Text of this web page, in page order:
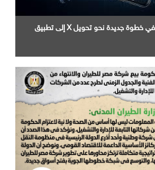
إطلاق " XChat " في خطوة جديدة نحو تحويل X إلى تطبيق